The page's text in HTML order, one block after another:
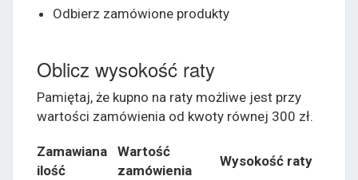
Odbierz zamówione produkty
Oblicz wysokość raty
Pamiętaj, że kupno na raty możliwe jest przy
wartości zamówienia od kwoty równej 300 zł.
Zamawiana
ilość
Wartość
zamówienia
Wysokość raty